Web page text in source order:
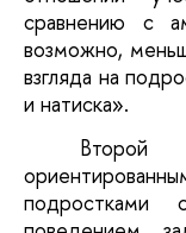
сравнению с
возможно,
взгляда на
и натиска».
подростками